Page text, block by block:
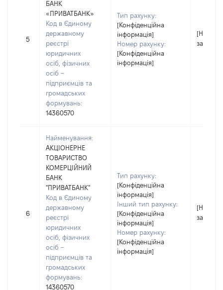
5
БАНК
«ПРИВАТБАНК»
Код в Єдиному
державному
реєстрі
юридичних
осіб, фізичних
осіб –
підприємців та
громадських
формувань:
14360570
Тип рахунку:
[Конфіденційна
інформація]
Номер рахунку:
[Конфіденційна
інформація]
[Не
6
Найменування:
АКЦІОНЕРНЕ
ТОВАРИСТВО
КОМЕРЦІЙНИЙ
БАНК
"ПРИВАТБАНК"
Код в Єдиному
державному
реєстрі
юридичних
осіб, фізичних
осіб –
підприємців та
громадських
формувань:
14360570
Тип рахунку:
[Конфіденційна
інформація]
Інший тип рахунку:
[Конфіденційна
інформація]
Номер рахунку:
[Конфіденційна
інформація]
[Не